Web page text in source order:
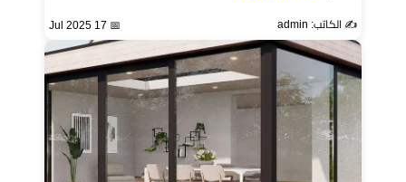
✍️ الكاتب: admin 📅 17 Jul 2025